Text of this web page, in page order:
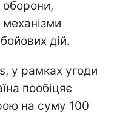
оборони,
дій.
у рамках угоди
пообіцяє
на суму 100